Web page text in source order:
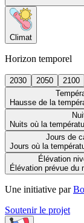
Climat
Horizon temporel
2030 2050
2100
Hausse de la
Nuits où la
Jours de
Jours où la
Élévation
Élévation prévue du
Une initiative par
Soutenir le projet